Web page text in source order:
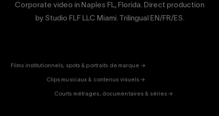
Corporate video in Naples FL, Florida. Direct production
by Studio FLF LLC Miami. Trilingual EN/FR/ES.
Films institutionnels, spots & portraits de marque →
Clips musicaux & contenus visuels →
FICTION
& DOC
Courts métrages, documentaires & séries →